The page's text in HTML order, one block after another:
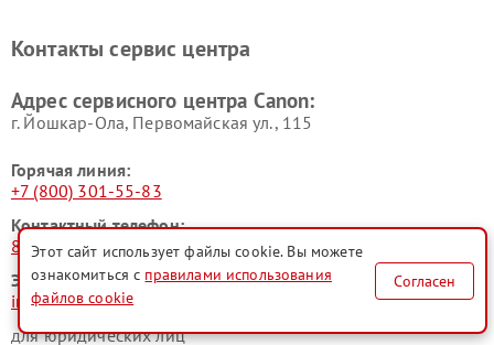
Контакты сервис центра
Адрес сервисного центра Canon:
г. Йошкар-Ола, Первомайская ул., 115
Горячая линия:
+7 (800) 301-55-83
Контактный телефон:
8 (800) 301-55-83
Электронная почта:
info@canon-fixim.ru
для юридических лиц
Этот сайт использует файлы cookie. Вы можете
ознакомиться с правилами использования
файлов cookie
Согласен